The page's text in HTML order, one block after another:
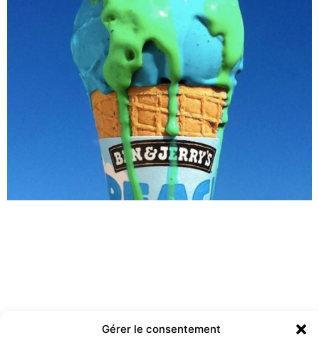
Gérer le consentement